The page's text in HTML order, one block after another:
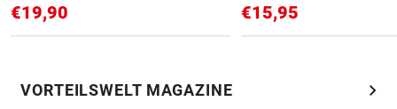
€19,90 €15,95
VORTEILSWELT MAGAZINE chevron_right